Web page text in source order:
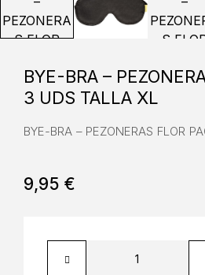
BYE-BRA –
3 UDS TALLA XL
BYE-BRA – PEZONERAS FLOR
9,95€